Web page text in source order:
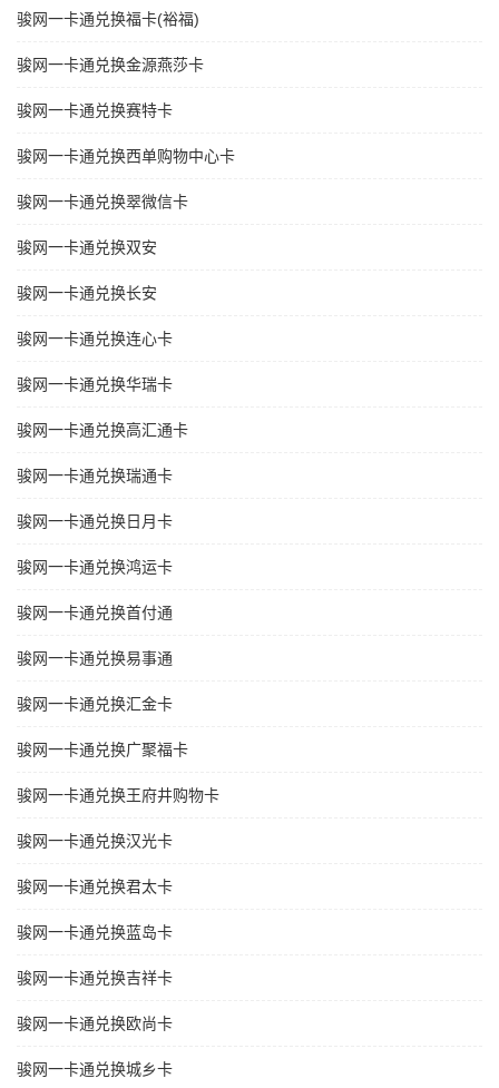
骏网一卡通兑换福卡(裕福)
骏网一卡通兑换金源燕莎卡
骏网一卡通兑换赛特卡
骏网一卡通兑换西单购物中心卡
骏网一卡通兑换翠微信卡
骏网一卡通兑换双安
骏网一卡通兑换长安
骏网一卡通兑换连心卡
骏网一卡通兑换华瑞卡
骏网一卡通兑换高汇通卡
骏网一卡通兑换瑞通卡
骏网一卡通兑换日月卡
骏网一卡通兑换鸿运卡
骏网一卡通兑换首付通
骏网一卡通兑换易事通
骏网一卡通兑换汇金卡
骏网一卡通兑换广聚福卡
骏网一卡通兑换王府井购物卡
骏网一卡通兑换汉光卡
骏网一卡通兑换君太卡
骏网一卡通兑换蓝岛卡
骏网一卡通兑换吉祥卡
骏网一卡通兑换欧尚卡
骏网一卡通兑换城乡卡